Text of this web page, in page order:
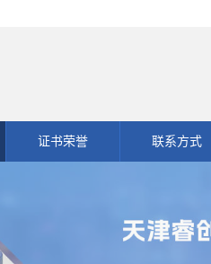
证书荣誉 联系方式